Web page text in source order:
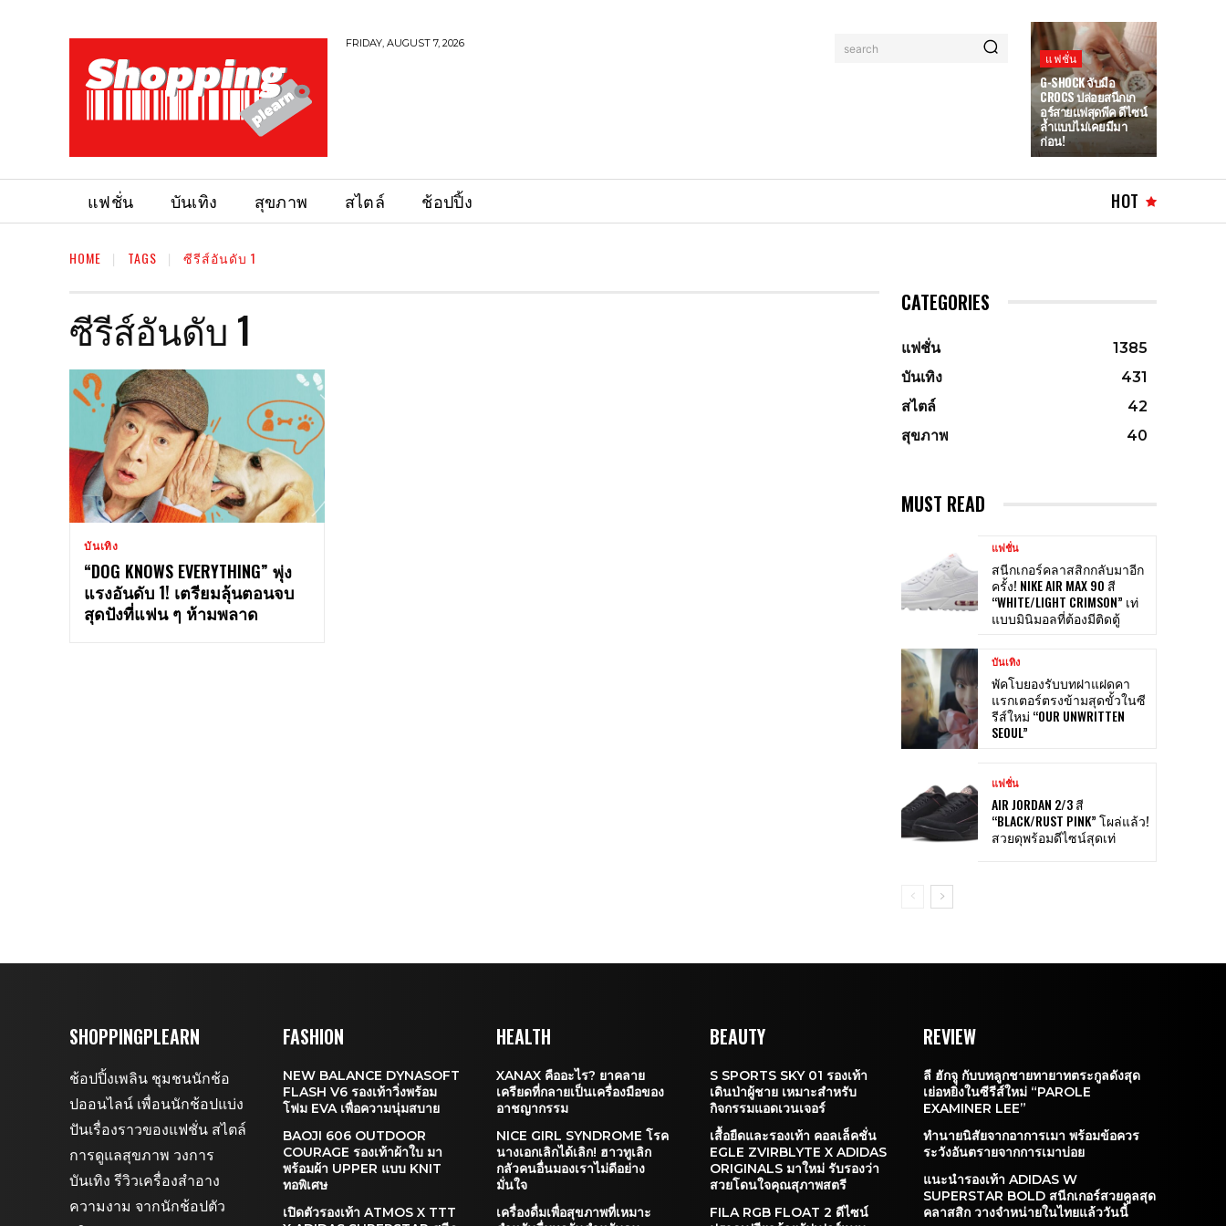
FRIDAY, AUGUST 7, 2026 search
แฟชั่น
G-SHOCK จับมือ
CROCS ปล่อยสนีกเก
อร์สายแฟสุดพีค ดีไซน์
ล้ำแบบไม่เคยมีมา
ก่อน!
แฟชั่น บันเทิง สุขภาพ สไตล์ ช้อปปิ้ง HOT
HOME TAGS ซีรีส์อันดับ 1
ซีรีส์อันดับ 1
บันเทิง
“DOG KNOWS EVERYTHING” พุ่ง
แรงอันดับ 1! เตรียมลุ้นตอนจบ
สุดปังที่แฟน ๆ ห้ามพลาด
CATEGORIES
แฟชั่น
1385
บันเทิง
431
สไตล์
42
สุขภาพ
40
MUST READ
แฟชั่น
สนีกเกอร์คลาสสิกกลับมาอีก
ครั้ง! NIKE AIR MAX 90 สี
“WHITE/LIGHT CRIMSON” เท่
แบบมินิมอลที่ต้องมีติดตู้
บันเทิง
พัคโบยองรับบทฝาแฝดคา
แรกเตอร์ตรงข้ามสุดขั้วในซี
รีส์ใหม่ “OUR UNWRITTEN
SEOUL”
แฟชั่น
AIR JORDAN 2/3 สี
“BLACK/RUST PINK” โผล่แล้ว!
สวยดุพร้อมดีไซน์สุดเท่
SHOPPINGPLEARN
ช้อปปิ้งเพลิน ชุมชนนักช้อ
ปออนไลน์ เพื่อนนักช้อปแบ่ง
ปันเรื่องราวของแฟชั่น สไตล์
การดูแลสุขภาพ วงการ
บันเทิง รีวิวเครื่องสำอาง
ความงาม จากนักช้อปตัว
FASHION
NEW BALANCE DYNASOFT
FLASH V6 รองเท้าวิ่งพร้อม
โฟม EVA เพื่อความนุ่มสบาย
BAOJI 606 OUTDOOR
COURAGE รองเท้าผ้าใบ มา
พร้อมผ้า UPPER แบบ KNIT
ทอพิเศษ
เปิดตัวรองเท้า ATMOS X TTT
HEALTH
XANAX คืออะไร? ยาคลาย
เครียดที่กลายเป็นเครื่องมือของ
อาชญากรรม
NICE GIRL SYNDROME โรค
นางเอกเลิกได้เลิก! ฮาวทูเลิก
กลัวคนอื่นมองเราไม่ดีอย่าง
มั่นใจ
เครื่องดื่มเพื่อสุขภาพที่เหมาะ
BEAUTY
S SPORTS SKY 01 รองเท้า
เดินป่าผู้ชาย เหมาะสำหรับ
กิจกรรมแอดเวนเจอร์
เสื้อยืดและรองเท้า คอลเล็คชั่น
EGLE ZVIRBLYTE X ADIDAS
ORIGINALS มาใหม่ รับรองว่า
สวยโดนใจคุณสุภาพสตรี
FILA RGB FLOAT 2 ดีไซน์
REVIEW
ลี ฮักจู กับบทลูกชายทายาทตระกูลดังสุด
เย่อหยิ่งในซีรีส์ใหม่ “PAROLE
EXAMINER LEE”
ทำนายนิสัยจากอาการเมา พร้อมข้อควร
ระวังอันตรายจากการเมาบ่อย
แนะนำรองเท้า ADIDAS W
SUPERSTAR BOLD สนีกเกอร์สวยคูลสุด
คลาสสิก วางจำหน่ายในไทยแล้ววันนี้